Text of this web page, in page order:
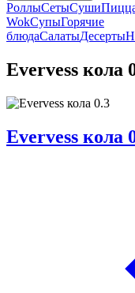
РоллыСетыСуши
WokСупыГорячие
блюдаСалатыДесерты
Evervess кола
Evervess кола